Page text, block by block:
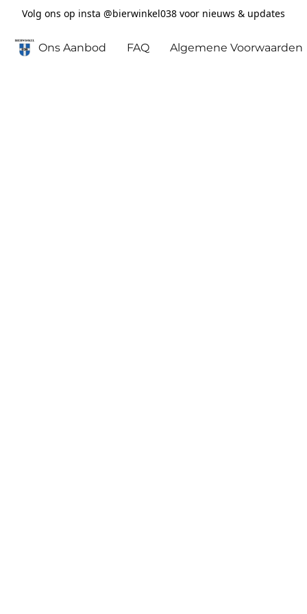
Volg ons op insta @bierwinkel038 voor nieuws & updates
Ons Aanbod FAQ Algemene Voorwaarden